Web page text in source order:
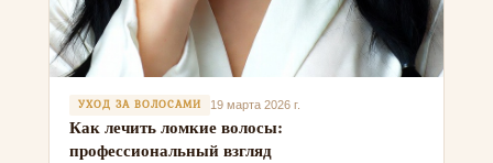
УХОД ЗА ВОЛОСАМИ 19 марта 2026 г.
Как лечить ломкие волосы:
профессиональный взгляд